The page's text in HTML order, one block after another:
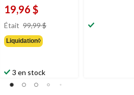
19,96 $
Était 99,99 $
Liquidation◊
3 en stock